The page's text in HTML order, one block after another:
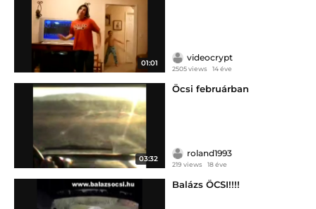
01:01
videocrypt
2505 views 14 éve
03:32
Öcsi februárban
roland1993
219 views 18 éve
Balázs ÖCSI!!!!